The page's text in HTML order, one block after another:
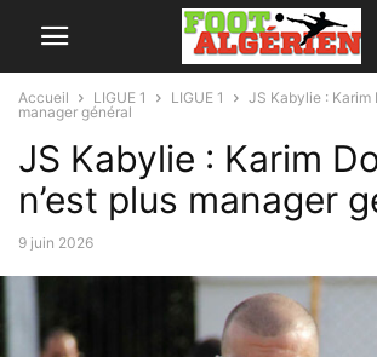
Accueil LIGUE 1 LIGUE 1
JS Kabylie : Karim
manager général
JS Kabylie : Karim
n’est plus manager
9 juin 2026